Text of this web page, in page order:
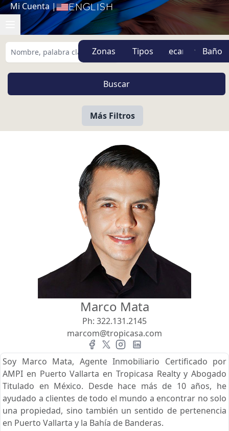
Mi Cuenta | English
Zonas Tipos
Más Filtros
Vista
Pie de Playa Buscar usando:
MXN
Menor Precio Primero
Marco Mata
Ph: 322.131.2145
marcom@tropicasa.com
Soy Marco Mata, Agente Inmobiliario Certificado por
AMPI en Puerto Vallarta en Tropicasa Realty y Abogado
Titulado en México. Desde hace más de 10 años, he
ayudado a clientes de todo el mundo a encontrar no solo
una propiedad, sino también un sentido de pertenencia
en Puerto Vallarta y la Bahía de Banderas.